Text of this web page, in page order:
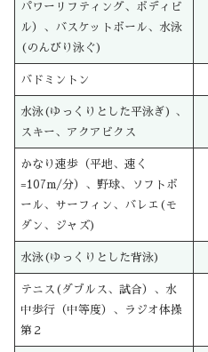
パワーリフティング、ボディビ
ル）、バスケットボール、水泳
(のんびり泳ぐ)
バドミントン
水泳(ゆっくりとした平泳ぎ) 、
スキー、アクアビクス
かなり速歩（平地、速く
=107m/分）、野球、ソフトボ
ール、サーフィン、バレエ(モ
ダン、ジャズ)
水泳(ゆっくりとした背泳)
テニス(ダブルス、試合）、水
中歩行（中等度）、ラジオ体操
第２